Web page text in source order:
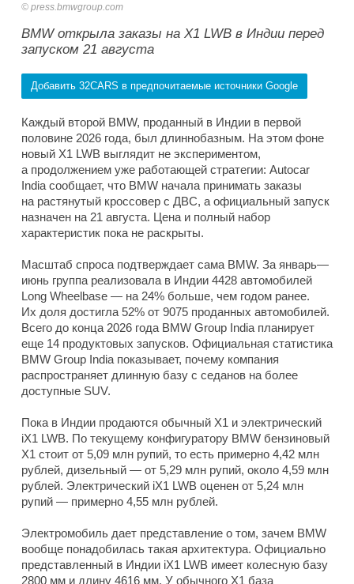
press.bmwgroup.com
BMW открыла заказы на X1 LWB в Индии перед
запуском 21 августа
Добавить 32CARS в предпочитаемые источники Google
Каждый второй BMW, проданный в Индии в первой
половине 2026 года, был длиннобазным. На этом фоне
новый X1 LWB выглядит не экспериментом,
а продолжением уже работающей стратегии: Autocar
India сообщает, что BMW начала принимать заказы
на растянутый кроссовер с ДВС, а официальный запуск
назначен на 21 августа. Цена и полный набор
характеристик пока не раскрыты.
Масштаб спроса подтверждает сама BMW. За январь—
июнь группа реализовала в Индии 4428 автомобилей
Long Wheelbase — на 24% больше, чем годом ранее.
Их доля достигла 52% от 9075 проданных автомобилей.
Всего до конца 2026 года BMW Group India планирует
еще 14 продуктовых запусков. Официальная статистика
BMW Group India показывает, почему компания
распространяет длинную базу с седанов на более
доступные SUV.
Пока в Индии продаются обычный X1 и электрический
iX1 LWB. По текущему конфигуратору BMW бензиновый
X1 стоит от 5,09 млн рупий, то есть примерно 4,42 млн
рублей, дизельный — от 5,29 млн рупий, около 4,59 млн
рублей. Электрический iX1 LWB оценен от 5,24 млн
рупий — примерно 4,55 млн рублей.
Электромобиль дает представление о том, зачем BMW
вообще понадобилась такая архитектура. Официально
представленный в Индии iX1 LWB имеет колесную базу
2800 мм и длину 4616 мм. У обычного X1 база